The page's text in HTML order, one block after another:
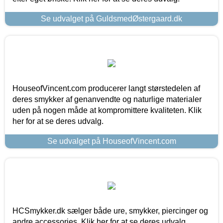
Se udvalget på GuldsmedØstergaard.dk
HouseofVincent.com producerer langt størstedelen af
deres smykker af genanvendte og naturlige materialer
uden på nogen måde at kompromittere kvaliteten. Klik
her for at se deres udvalg.
Se udvalget på HouseofVincent.com
HCSmykker.dk sælger både ure, smykker, piercinger og